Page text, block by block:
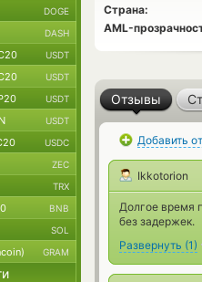
Страна:
AML-
Отзывы
Добавить
Ikkotorion
Долгое время
без задержек.
Развернуть (1)
DOGE
DASH
USDT
USDT
USDT
USDT
USDC
ZEC
TRX
BNB
SOL
GRAM